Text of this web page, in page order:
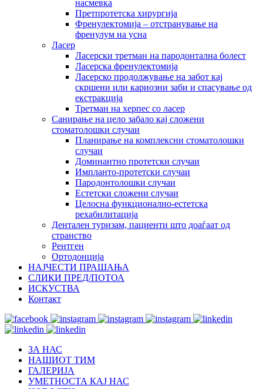
насмевка
Претпротетска хирургија
Френулектомија – отстранување на
френулум на усна
Ласер
Ласерски третман на пародонтална болест
Ласерска френулектомија
Ласерско продолжување на забот кај
скршени или кариозни заби и спасување од
екстракција
Третман на херпес со ласер
Санирање на цело забало кај сложени
стоматолошки случаи
Планирање на комплексни стоматолошки
случаи
Доминантно протетски случаи
Импланто-протетски случаи
Пародонтолошки случаи
Естетски сложени случаи
Целосна функционално-естетска
рехабилитација
Дентален туризам, пациенти што доаѓаат од
странство
Рентген
Ортодонција
НАЈЧЕСТИ ПРАШАЊА
СЛИКИ ПРЕД/ПОТОА
ИСКУСТВА
Контакт
ЗА НАС
НАШИОТ ТИМ
ГАЛЕРИЈА
УМЕТНОСТА КАЈ НАС